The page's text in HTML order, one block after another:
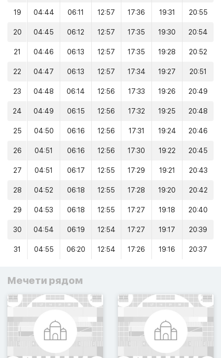
19 04:44 06:11 12:57 17:36 19:31 20:55
20 04:45 06:12 12:57 17:35 19:30 20:54
21 04:46 06:13 12:57 17:35 19:28 20:52
22 04:47 06:13 12:57 17:34 19:27 20:51
23 04:48 06:14 12:56 17:33 19:26 20:49
24 04:49 06:15 12:56 17:32 19:25 20:48
25 04:50 06:16 12:56 17:31 19:24 20:46
26 04:51 06:16 12:56 17:30 19:22 20:45
27 04:51 06:17 12:55 17:29 19:21 20:43
28 04:52 06:18 12:55 17:28 19:20 20:42
29 04:53 06:18 12:55 17:27 19:18 20:40
30 04:54 06:19 12:54 17:27 19:17 20:39
31 04:55 06:20 12:54 17:26 19:16 20:37
Мечети рядом